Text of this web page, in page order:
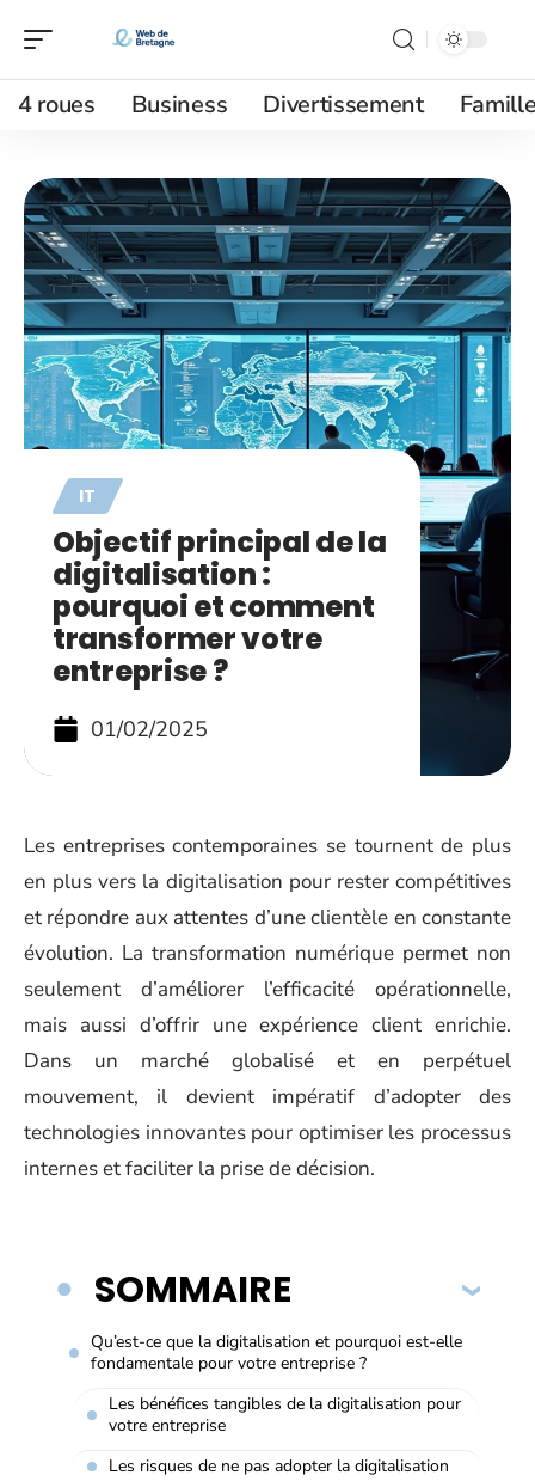
4 roues Business Divertissement
IT
Objectif principal de la
digitalisation :
pourquoi et comment
transformer votre
entreprise ?
01/02/2025
Les entreprises contemporaines se tournent de plus
en plus vers la digitalisation pour rester compétitives
et répondre aux attentes d’une clientèle en constante
évolution. La transformation numérique permet non
seulement d’améliorer l’efficacité opérationnelle,
mais aussi d’offrir une expérience client enrichie.
Dans un marché globalisé et en perpétuel
mouvement, il devient impératif d’adopter des
technologies innovantes pour optimiser les processus
internes et faciliter la prise de décision.
SOMMAIRE
Qu’est-ce que la digitalisation et pourquoi est-elle
fondamentale pour votre entreprise ?
Les bénéfices tangibles de la digitalisation pour
votre entreprise
Les risques de ne pas adopter la digitalisation